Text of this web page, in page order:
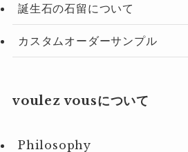
誕生石の石留について
カスタムオーダーサンプル
voulez vousについて
Philosophy